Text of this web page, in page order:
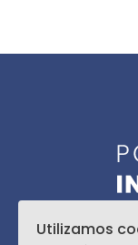
©
Utilizamos